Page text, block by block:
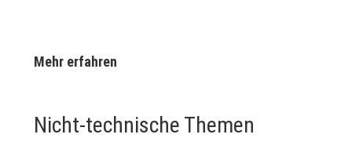
Mehr erfahren
Nicht-technische Themen